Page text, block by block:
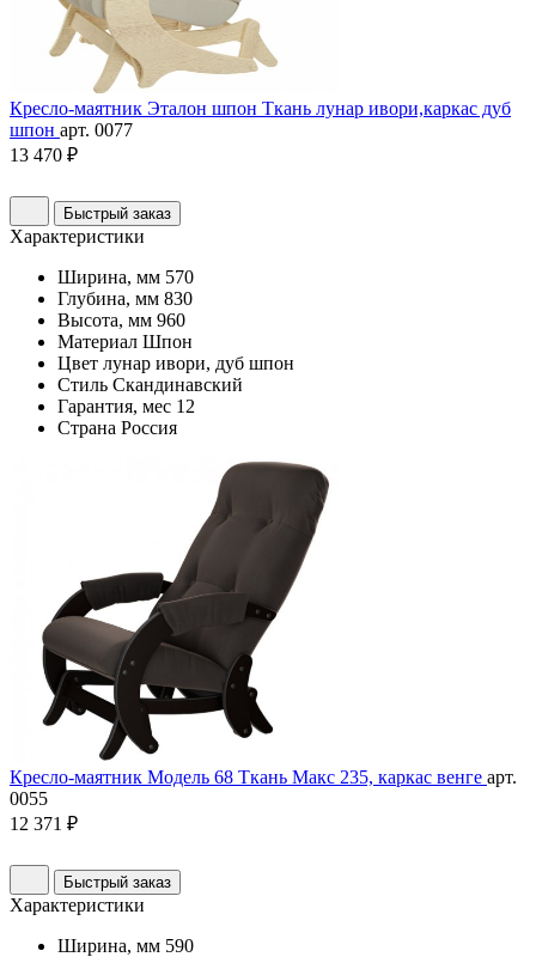
Кресло-маятник Эталон шпон Ткань лунар ивори,каркас дуб
шпон арт. 0077
13 470 ₽
Быстрый заказ
Характеристики
Ширина, мм 570
Глубина, мм 830
Высота, мм 960
Материал Шпон
Цвет лунар ивори, дуб шпон
Стиль Скандинавский
Гарантия, мес 12
Страна Россия
Кресло-маятник Модель 68 Ткань Макс 235, каркас венге арт.
0055
12 371 ₽
Быстрый заказ
Характеристики
Ширина, мм 590